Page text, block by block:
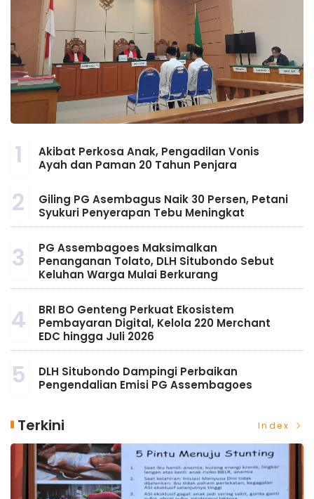
1
Akibat Perkosa Anak, Pengadilan Vonis
Ayah dan Paman 20 Tahun Penjara
2
Giling PG Asembagus Naik 30 Persen, Petani
Syukuri Penyerapan Tebu Meningkat
3
PG Assembagoes Maksimalkan
Penanganan Tolato, DLH Situbondo Sebut
Keluhan Warga Mulai Berkurang
4
BRI BO Genteng Perkuat Ekosistem
Pembayaran Digital, Kelola 220 Merchant
EDC hingga Juli 2026
5
DLH Situbondo Dampingi Perbaikan
Pengendalian Emisi PG Assembagoes
Terkini Index